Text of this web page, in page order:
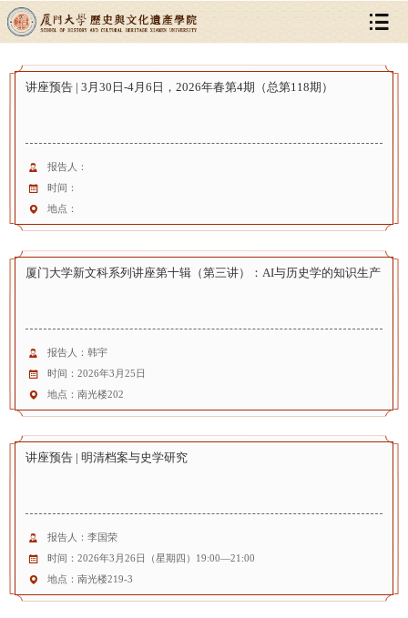
讲座预告 | 3月30日-4月6日，2026年春第4期（总第118期）
报告人：
时间：
地点：
厦门大学新文科系列讲座第十辑（第三讲）：AI与历史学的知识生产
报告人：韩宇
时间：2026年3月25日
地点：南光楼202
讲座预告 | 明清档案与史学研究
报告人：李国荣
时间：2026年3月26日（星期四）19:00—21:00
地点：南光楼219-3